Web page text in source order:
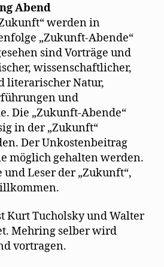
Abend
werden in
„Zukunft-Abende“
sind Vorträge und
wissenschaftlicher,
literarischer Natur,
und
Die „Zukunft-Abende“
in der „Zukunft“
Der Unkostenbeitrag
möglich gehalten werden.
Leser der „Zukunft“,
Kurt Tucholsky und Walter
Mehring selber wird
vortragen.